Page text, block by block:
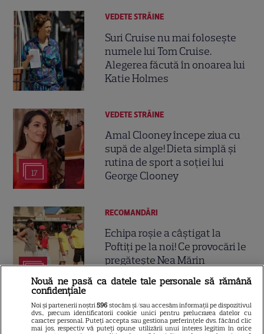
VEDETE STRĂINE
Suri Cruise nu mai folosește
numele lui Tom Cruise.
Alegerea făcută în onoarea lui
Katie Holmes
17
VEDETE STRĂINE
Amal Clooney începe ziua cu
supă de alge! Dieta simplă și
rutina de sport a soției lui
George Clooney
RECOMANDĂRI
Echipa roșie a câștigat la
Poftiți pe la noi! Ce provocări le
pregătește Nea Mărin
VEDETE ROMÂNEŞTI
Ramona Olaru și Aris Eram,
Nouă ne pasă ca datele tale personale să rămână
confidențiale
Noi și partenerii noștri596 stocăm și/sau accesăm informații pe dispozitivul
dvs., precum identificatorii cookie unici pentru prelucrarea datelor cu
caracter personal. Puteți accepta sau gestiona preferințele dvs. făcând clic
mai jos, respectiv vă puteți opune utilizării unui interes legitim în orice